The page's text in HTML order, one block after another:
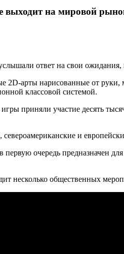
выходит на мировой
ответ на свои
2D-арты нарисованные от
классовой системой.
приняли участие десять
и
первую очередь предназначен
несколько общественных